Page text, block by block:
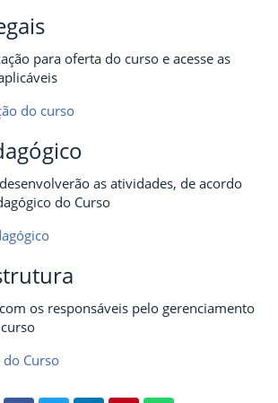
para oferta do curso e acesse as
do curso
as atividades, de acordo
do Curso
os responsáveis pelo gerenciamento
do Curso